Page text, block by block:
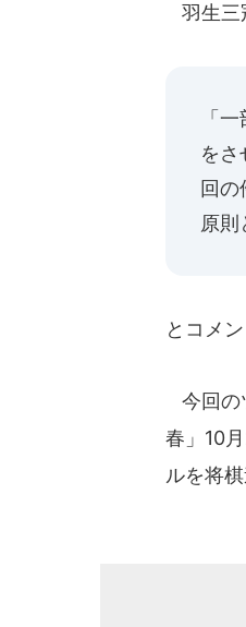
羽生三
「
をさ
回
原則
とコメ
今回の
春」10
ルを将